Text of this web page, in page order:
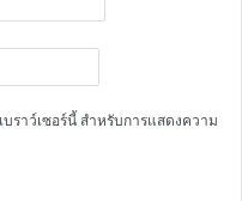
ราว์เซอร์นี้ สำหรับการแสดงความ